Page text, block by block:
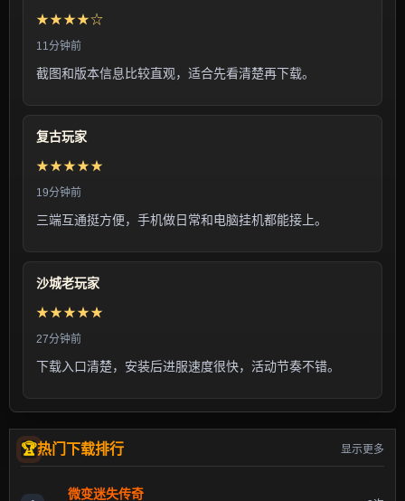
★★★★☆
11分钟前
截图和版本信息比较直观，适合先看清楚再下载。
复古玩家
★★★★★
19分钟前
三端互通挺方便，手机做日常和电脑挂机都能接上。
沙城老玩家
★★★★★
27分钟前
下载入口清楚，安装后进服速度很快，活动节奏不错。
热门下载排行 显示更多
微变迷失传奇